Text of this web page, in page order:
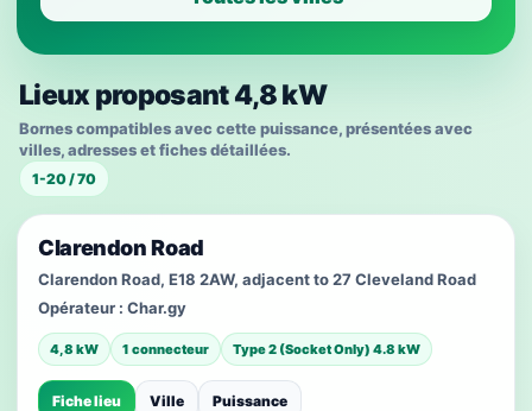
Lieux proposant 4,8 kW
Bornes compatibles avec cette puissance, présentées avec
villes, adresses et fiches détaillées.
1-20 / 70
Clarendon Road
Clarendon Road, E18 2AW, adjacent to 27 Cleveland Road
Opérateur : Char.gy
4,8 kW 1 connecteur Type 2 (Socket Only) 4.8 kW
Fiche lieu Ville Puissance